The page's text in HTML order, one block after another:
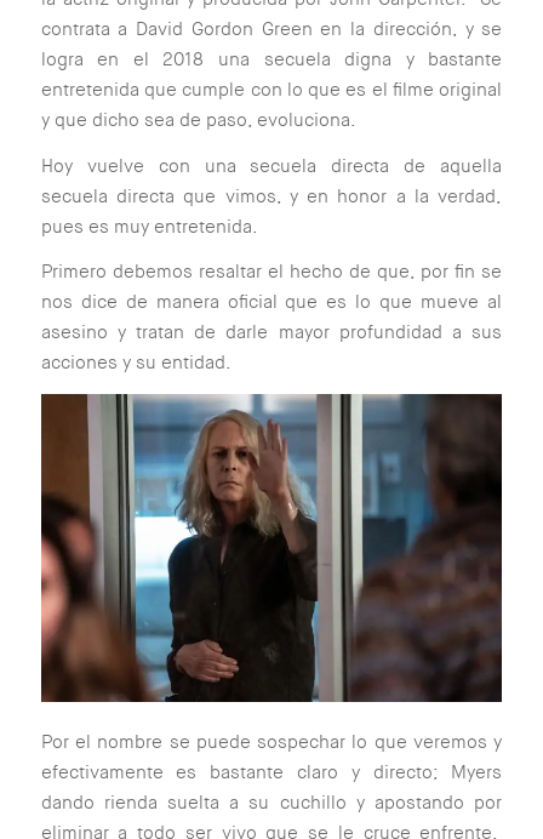
contrata a David Gordon Green en la dirección, y se
logra en el 2018 una secuela digna y bastante
entretenida que cumple con lo que es el filme original
y que dicho sea de paso, evoluciona.
Hoy vuelve con una secuela directa de aquella
secuela directa que vimos, y en honor a la verdad,
pues es muy entretenida.
Primero debemos resaltar el hecho de que, por fin se
nos dice de manera oficial que es lo que mueve al
asesino y tratan de darle mayor profundidad a sus
acciones y su entidad.
Por el nombre se puede sospechar lo que veremos y
efectivamente es bastante claro y directo; Myers
dando rienda suelta a su cuchillo y apostando por
eliminar a todo ser vivo que se le cruce enfrente.